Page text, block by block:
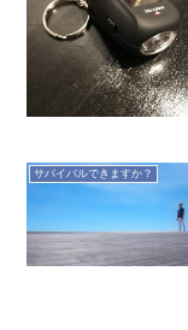
サバイバルできますか？